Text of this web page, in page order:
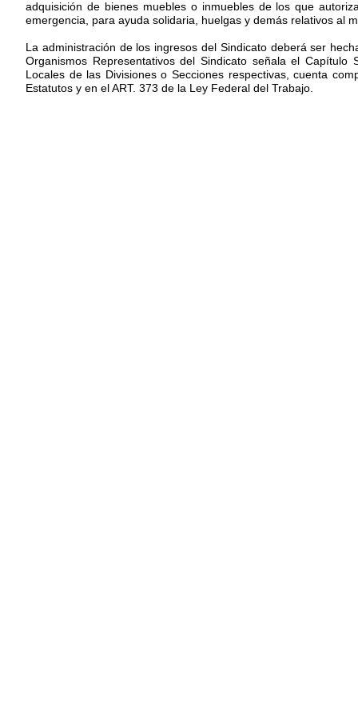
adquisición de bienes muebles o inmuebles de los que
emergencia, para ayuda solidaria, huelgas y demás relativos al
La administración de los ingresos del Sindicato deberá ser
Organismos Representativos del Sindicato señala el
Locales de las Divisiones o Secciones respectivas, cuenta
Estatutos y en el ART. 373 de la Ley Federal del Trabajo.